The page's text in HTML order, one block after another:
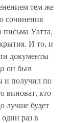
тем же
сочинения
Уатта,
И то, и
документы
он был
и получил по
виноват, кто
лучше будет
раз в